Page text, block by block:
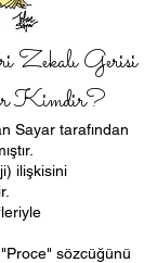
Zekalı Gerisi
Kimdir?
Sayar tarafından
ilişkisini
sözcüğünü